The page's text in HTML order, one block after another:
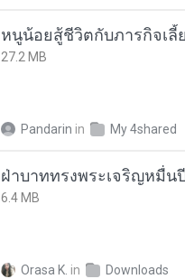
หนูน้อยสู้ชีวิตกับภารกิจเลี้
27.2 MB
Pandarin in My 4shared
ฝ่าบาททรงพระเจริญหมื่น
6.4 MB
Orasa K. in Downloads